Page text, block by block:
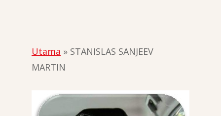
Utama » STANISLAS SANJEEV
MARTIN